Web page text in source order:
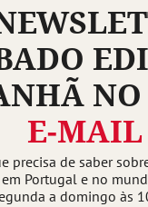
NO
E-MAIL
precisa de saber
Portugal e no
a domingo às